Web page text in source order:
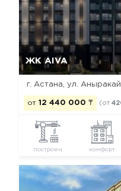
ЖК AIVA
г. Астана, ул. Аныракай,
от 12 440 000 ₸ (от
построен комфорт